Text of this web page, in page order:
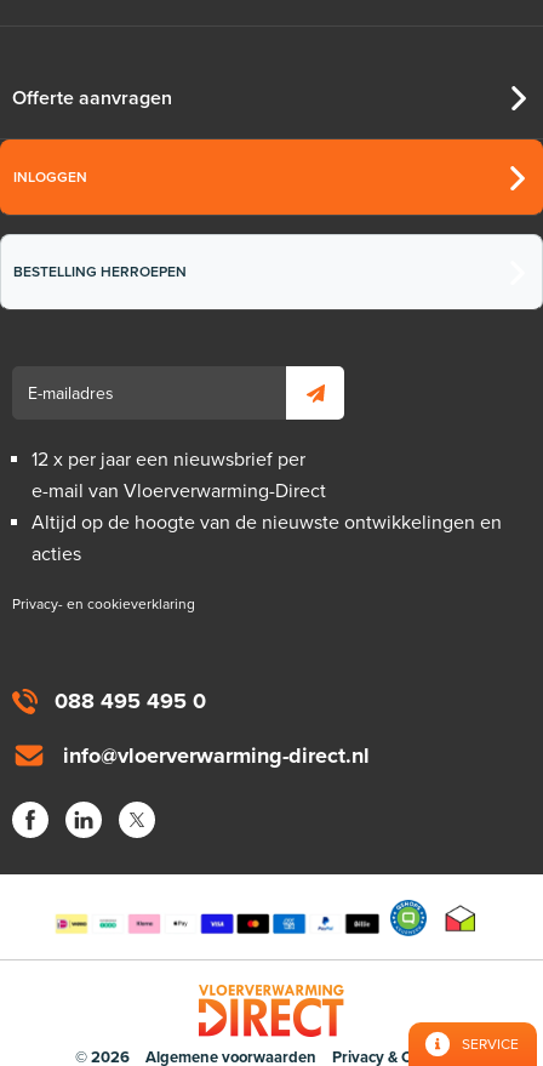
088 495 495 0
info@vloerverwarming-direct.nl
Offerte aanvragen
INLOGGEN
BESTELLING HERROEPEN
12 x per jaar een nieuwsbrief per
e-mail van Vloerverwarming-Direct
Altijd op de hoogte van de nieuwste ontwikkelingen en
acties
Privacy- en cookieverklaring
© 2026 Algemene voorwaarden Privacy & Cookies
SERVICE